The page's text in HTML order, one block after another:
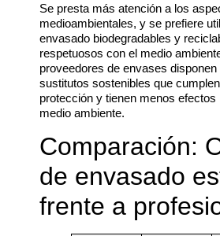
Se presta más atención a los
medioambientales, y se prefiere
envasado biodegradables y
respetuosos con el medio
proveedores de envases disponen
sustitutos sostenibles que
protección y tienen menos efectos
medio ambiente.
Comparación:
de envasado
frente a